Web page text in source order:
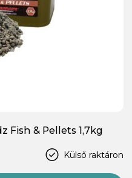
Fish & Pellets 1,7kg
Külső raktáron